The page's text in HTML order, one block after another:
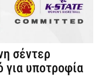
σέντερ
για υποτροφία